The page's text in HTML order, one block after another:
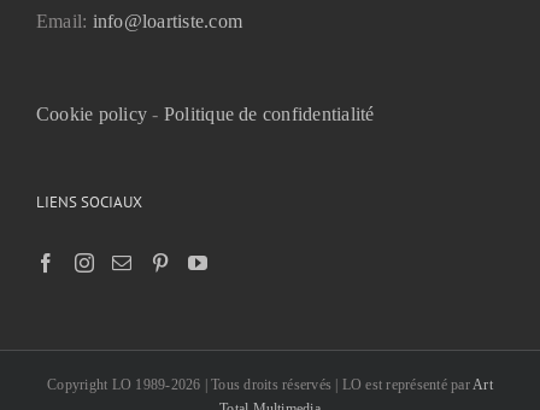
Email: info@loartiste.com
Cookie policy - Politique de confidentialité
LIENS SOCIAUX
Copyright LO 1989-2026 | Tous droits réservés | LO est représenté parArt